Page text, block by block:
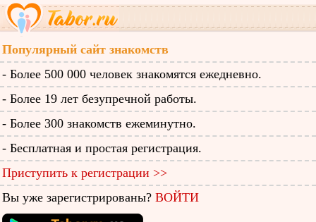
Популярный сайт знакомств
- Более 500 000 человек знакомятся ежедневно.
- Более 19 лет безупречной работы.
- Более 300 знакомств ежеминутно.
- Бесплатная и простая регистрация.
Приступить к регистрации >>
Вы уже зарегистрированы? ВОЙТИ